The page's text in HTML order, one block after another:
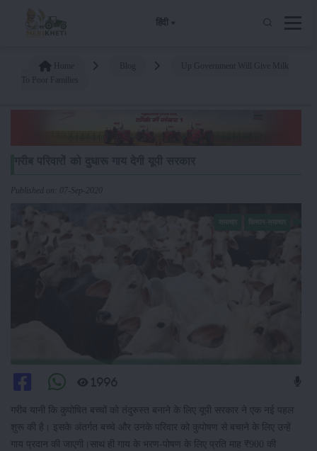
हिंदी
Published on: 07-Sep-2020
1996
गरीब यानी कि कुपोषित बच्चों को तंदुरुस्त बनाने के लिए यूपी सरकार ने एक नई पहल
शुरू की है। इसके अंतर्गत बच्चे और उनके परिवार को कुपोषण से बचाने के लिए उन्हें
गाय प्रदान की जाएगी।साथ ही गाय के भरण-पोषण के लिए प्रति माह ₹900 की